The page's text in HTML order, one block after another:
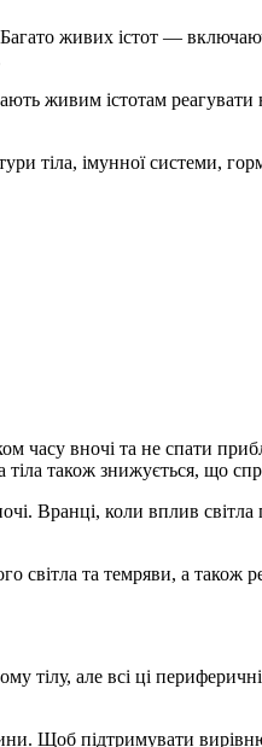
Багато живих істот —
живим істотам реагувати
імунної системи,
часу вночі та не спати
також знижується, що
Вранці, коли вплив
світла та темряви, а також
тілу, але всі ці
Щоб підтримувати